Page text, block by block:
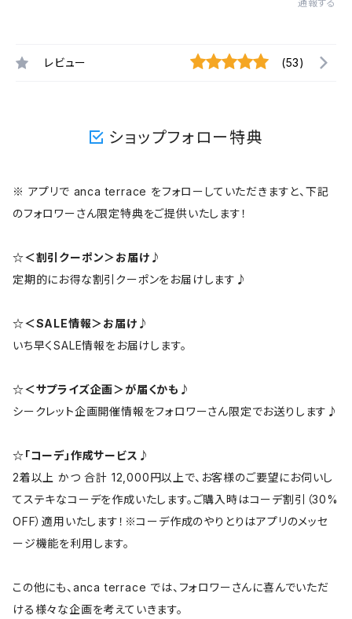
通報する
レビュー (53)
ショップフォロー特典
※ アプリで anca terrace をフォローしていただきますと、下記
のフォロワーさん限定特典をご提供いたします！
☆＜割引クーポン＞お届け♪
定期的にお得な割引クーポンをお届けします♪
☆＜SALE情報＞お届け♪
いち早くSALE情報をお届けします。
☆＜サプライズ企画＞が届くかも♪
シークレット企画開催情報をフォロワーさん限定でお送りします♪
☆「コーデ」作成サービス♪
2着以上 かつ 合計 12,000円以上で、お客様のご要望にお伺いし
てステキなコーデを作成いたします。ご購入時はコーデ割引（30%
OFF）適用いたします！※コーデ作成のやりとりはアプリのメッセ
ージ機能を利用します。
この他にも、anca terrace では、フォロワーさんに喜んでいただ
ける様々な企画を考えていきます。